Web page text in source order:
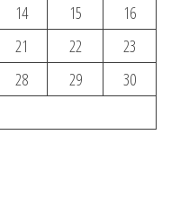
14 15
16
21 22
23
28 29
30